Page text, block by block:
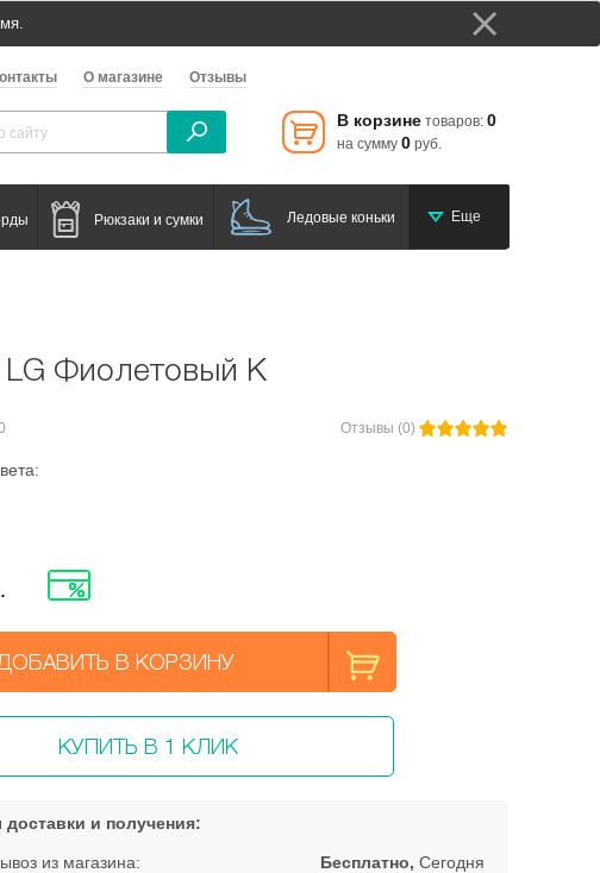
О магазине Отзывы
В корзине товаров: 0
на сумму 0 руб.
Рюкзаки и сумки Ледовые коньки Еще
LG Фиолетовый К
Отзывы (0)
В КОРЗИНУ
КУПИТЬ В 1 КЛИК
и получения:
из магазина: Бесплатно, Сегодня